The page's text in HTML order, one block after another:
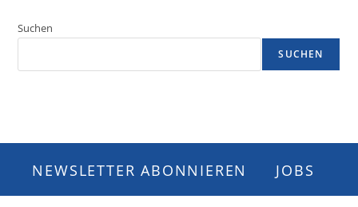
Suchen
SUCHEN
NEWSLETTER ABONNIEREN JOBS